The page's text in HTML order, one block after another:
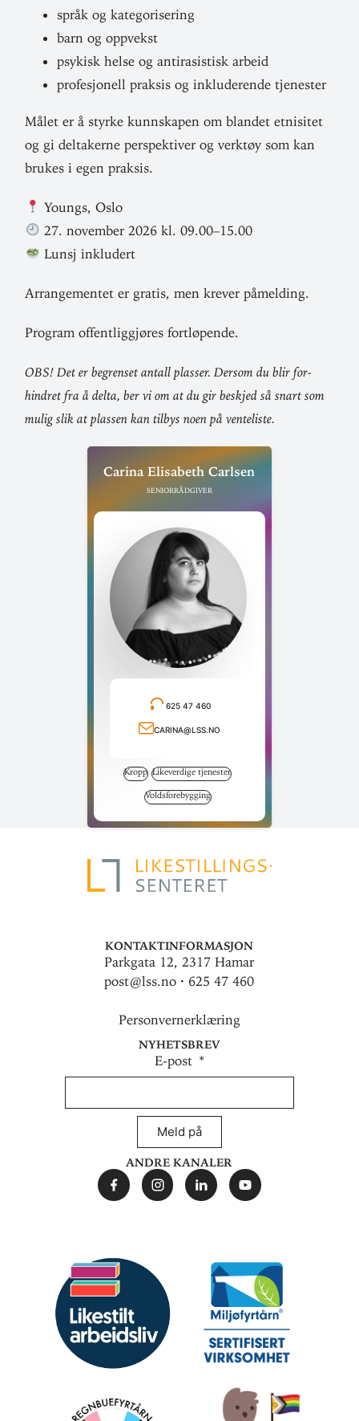
språk og kategorisering
barn og oppvekst
psykisk helse og anti­ra­sistisk arbeid
pro­fe­sjonell praksis og inklu­de­rende tjenester
Målet er å styrke kunn­skapen om blandet etni­sitet
og gi del­ta­kerne per­spek­tiver og verktøy som kan
brukes i egen praksis.
Youngs, Oslo
27. november 2026 kl. 09.00–15.00
Lunsj inkludert
Arran­ge­mentet er gratis, men krever påmelding.
Program offent­lig­gjøres fortløpende.
OBS! Det er begrenset antall plasser. Dersom du blir for­
hindret fra å delta, ber vi om at du gir beskjed så snart som
mulig slik at plassen kan tilbys noen på venteliste.
Carina Eli­sabeth Carlsen
Seniorrådgiver
625 47 460
Ring telefonnummer
carina@lss.no
Send e-post
Kropp Likeverdige tjenester
Voldsforebygging
Kontaktinformasjon
Parkgata 12, 2317 Hamar
post@lss.no · 625 47 460
Personvernerklæring
Nyhetsbrev
E-post
Meld på
Andre kanaler